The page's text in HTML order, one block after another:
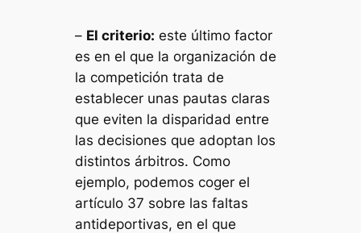
– El criterio: este último factor
es en el que la organización de
la competición trata de
establecer unas pautas claras
que eviten la disparidad entre
las decisiones que adoptan los
distintos árbitros. Como
ejemplo, podemos coger el
artículo 37 sobre las faltas
antideportivas, en el que